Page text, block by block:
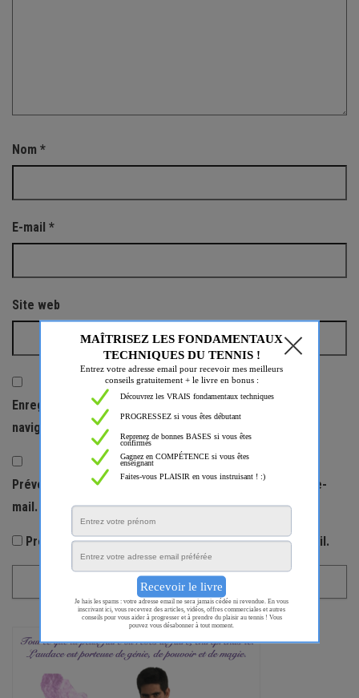
Nom *
E-mail *
Site web
Enregistrer mon nom, mon e-mail et mon site dans le
navigateur pour mon prochain commentaire.
Prévenez-moi de tous les nouveaux commentaires par e-
mail.
Prévenez-moi de tous les nouveaux articles par e-mail.